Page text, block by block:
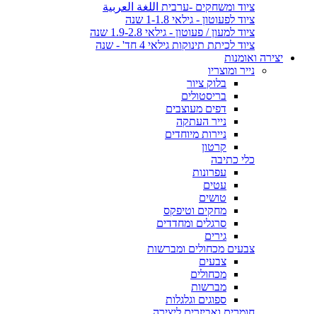
ציוד ומשחקים -ערבית اللغة العربية
ציוד לפעוטון - גילאי 1-1.8 שנה
ציוד למעון / פעוטון - גילאי 1.9-2.8 שנה
ציוד לכיתת תינוקות גילאי 4 חד' - שנה
יצירה ואומנות
נייר ומוצריו
בלוק ציור
בריסטולים
דפים מעוצבים
נייר העתקה
ניירות מיוחדים
קרטון
כלי כתיבה
עפרונות
עטים
טושים
מחקים וטיפקס
סרגלים ומחדדים
גירים
צבעים מכחולים ומברשות
צבעים
מכחולים
מברשות
ספוגים וגלגלות